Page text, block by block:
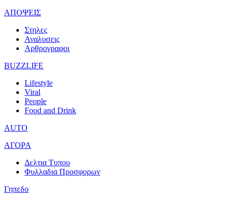
ΑΠΟΨΕΙΣ
Στηλες
Αναλυσεις
Αρθρογραφοι
BUZZLIFE
Lifestyle
Viral
People
Food and Drink
AUTO
ΑΓΟΡΑ
Δελτια Τυπου
Φυλλαδια Προσφορων
Γηπεδο